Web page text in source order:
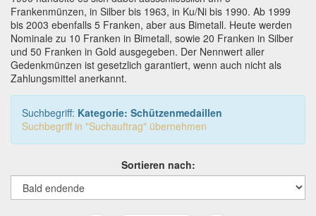
Frankenmünzen, in Silber bis 1963, in Ku/Ni bis 1990. Ab 1999
bis 2003 ebenfalls 5 Franken, aber aus Bimetall. Heute werden
Nominale zu 10 Franken in Bimetall, sowie 20 Franken in Silber
und 50 Franken in Gold ausgegeben. Der Nennwert aller
Gedenkmünzen ist gesetzlich garantiert, wenn auch nicht als
Zahlungsmittel anerkannt.
Suchbegriff: Kategorie: Schützenmedaillen
Suchbegriff in "Suchauftrag" übernehmen
Sortieren nach: